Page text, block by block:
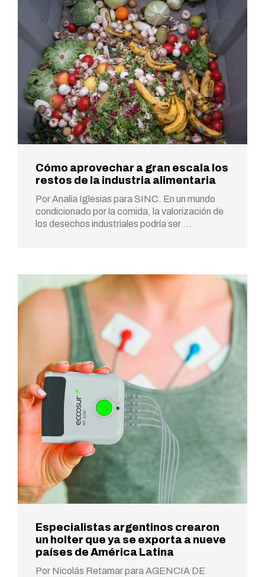
Cómo aprovechar a gran escala los
restos de la industria alimentaria
Por Analía Iglesias para SINC. En un mundo
condicionado por la comida, la valorización de
los desechos industriales podría ser …
Especialistas argentinos crearon
un holter que ya se exporta a nueve
países de América Latina
Por Nicolás Retamar para AGENCIA DE